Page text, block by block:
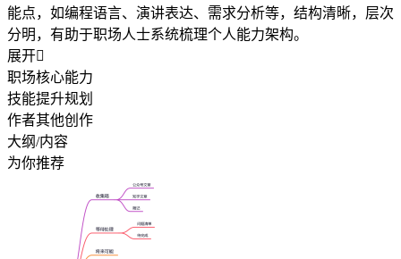
能点，如编程语言、演讲表达、需求分析等，结构清晰，层次
分明，有助于职场人士系统梳理个人能力架构。
展开
职场核心能力
技能提升规划
作者其他创作
大纲/内容
为你推荐